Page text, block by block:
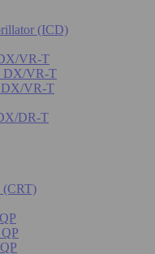
(ICD)
VR-T
DX/VR-T
DX/VR-T
DR-T
(CRT)